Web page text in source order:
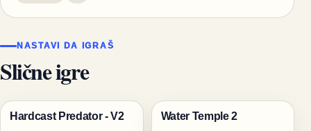
NASTAVI DA IGRAŠ
Slične igre
Pucanje
Hardcast Predator - V2 Igre
Water Temple 2